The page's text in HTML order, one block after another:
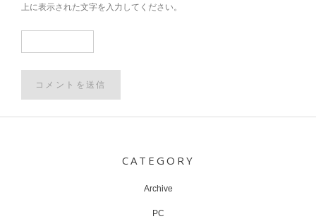
上に表示された文字を入力してください。
CATEGORY
Archive
PC